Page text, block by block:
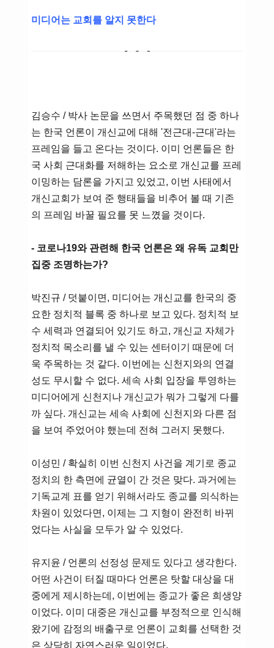
미디어는 교회를 알지 못한다
김승수 / 박사 논문을 쓰면서 주목했던 점 중 하나
는 한국 언론이 개신교에 대해 '전근대-근대'라는
프레임을 들고 온다는 것이다. 이미 언론들은 한
국 사회 근대화를 저해하는 요소로 개신교를 프레
이밍하는 담론을 가지고 있었고, 이번 사태에서
개신교회가 보여 준 행태들을 비추어 볼 때 기존
의 프레임 바꿀 필요를 못 느꼈을 것이다.
- 코로나19와 관련해 한국 언론은 왜 유독 교회만
집중 조명하는가?
박진규 / 덧붙이면, 미디어는 개신교를 한국의 중
요한 정치적 블록 중 하나로 보고 있다. 정치적 보
수 세력과 연결되어 있기도 하고, 개신교 자체가
정치적 목소리를 낼 수 있는 센터이기 때문에 더
욱 주목하는 것 같다. 이번에는 신천지와의 연결
성도 무시할 수 없다. 세속 사회 입장을 투영하는
미디어에게 신천지나 개신교가 뭐가 그렇게 다를
까 싶다. 개신교는 세속 사회에 신천지와 다른 점
을 보여 주었어야 했는데 전혀 그러지 못했다.
이성민 / 확실히 이번 신천지 사건을 계기로 종교
정치의 한 측면에 균열이 간 것은 맞다. 과거에는
기독교계 표를 얻기 위해서라도 종교를 의식하는
차원이 있었다면, 이제는 그 지형이 완전히 바뀌
었다는 사실을 모두가 알 수 있었다.
유지윤 / 언론의 선정성 문제도 있다고 생각한다.
어떤 사건이 터질 때마다 언론은 탓할 대상을 대
중에게 제시하는데, 이번에는 종교가 좋은 희생양
이었다. 이미 대중은 개신교를 부정적으로 인식해
왔기에 감정의 배출구로 언론이 교회를 선택한 것
은 상당히 자연스러운 일이었다.